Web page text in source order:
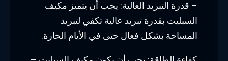
– قدرة التبريد العالية: يجب أن يتميز مكيف
السبليت بقدرة تبريد عالية تكفي لتبريد
المساحة بشكل فعال حتى في الأيام الحارة.